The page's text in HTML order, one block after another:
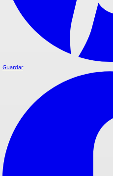
Guardar